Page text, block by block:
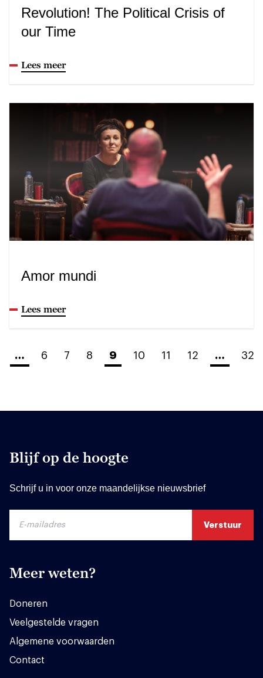
Revolution! The Political Crisis of
our Time
Lees meer
Amor mundi
Lees meer
… 6 7 8 9 10 11 12 … 32
Blijf op de hoogte
Schrijf u in voor onze maandelijkse nieuwsbrief
Meer weten?
Doneren
Veelgestelde vragen
Algemene voorwaarden
Contact